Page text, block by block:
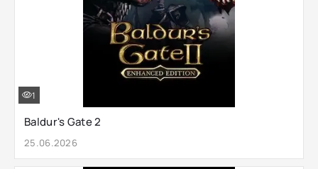
Baldur's Gate 2
25.06.2026
1